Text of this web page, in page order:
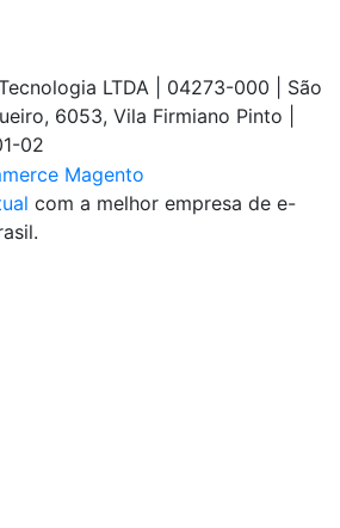
LTDA | 04273-000 | São
6053, Vila Firmiano Pinto |
02
com a melhor empresa de e-